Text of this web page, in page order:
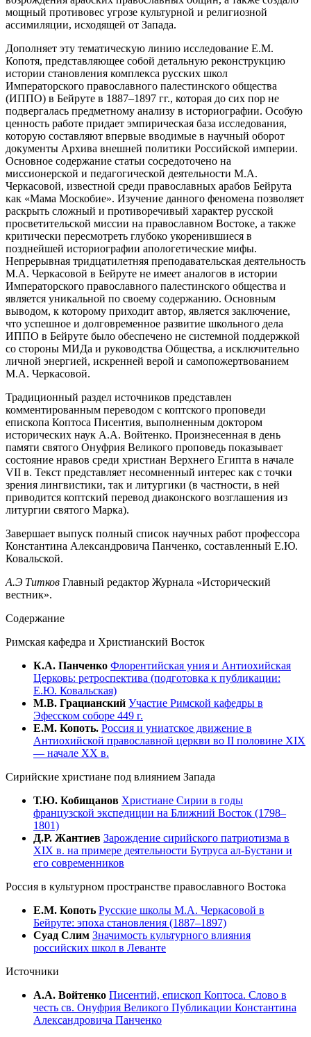
мощный противовес угрозе культурной и религиозной
ассимиляции, исходящей от Запада.
Дополняет эту тематическую линию исследование Е.М.
Копотя, представляющее собой детальную реконструкцию
истории становления комплекса русских школ
Императорского православного палестинского общества
(ИППО) в Бейруте в 1887–1897 гг., которая до сих пор не
подвергалась предметному анализу в историографии. Особую
ценность работе придает эмпирическая база исследования,
которую составляют впервые вводимые в научный оборот
документы Архива внешней политики Российской империи.
Основное содержание статьи сосредоточено на
миссионерской и педагогической деятельности М.А.
Черкасовой, известной среди православных арабов Бейрута
как «Мама Москобие». Изучение данного феномена позволяет
раскрыть сложный и противоречивый характер русской
просветительской миссии на православном Востоке, а также
критически пересмотреть глубоко укоренившиеся в
позднейшей историографии апологетические мифы.
Непрерывная тридцатилетняя преподавательская деятельность
М.А. Черкасовой в Бейруте не имеет аналогов в истории
Императорского православного палестинского общества и
является уникальной по своему содержанию. Основным
выводом, к которому приходит автор, является заключение,
что успешное и долговременное развитие школьного дела
ИППО в Бейруте было обеспечено не системной поддержкой
со стороны МИДа и руководства Общества, а исключительно
личной энергией, искренней верой и самопожертвованием
М.А. Черкасовой.
Традиционный раздел источников представлен
комментированным переводом с коптского проповеди
епископа Коптоса Писентия, выполненным доктором
исторических наук А.А. Войтенко. Произнесенная в день
памяти святого Онуфрия Великого проповедь показывает
состояние нравов среди христиан Верхнего Египта в начале
VII в. Текст представляет несомненный интерес как с точки
зрения лингвистики, так и литургики (в частности, в ней
приводится коптский перевод диаконского возглашения из
литургии святого Марка).
Завершает выпуск полный список научных работ профессора
Константина Александровича Панченко, составленный Е.Ю.
Ковальской.
А.Э Титков Главный редактор Журнала «Исторический
вестник».
Содержание
Римская кафедра и Христианский Восток
К.А. Панченко Флорентийская уния и Антиохийская
Церковь: ретроспектива (подготовка к публикации:
Е.Ю. Ковальская)
М.В. Грацианский Участие Римской кафедры в
Эфесском соборе 449 г.
Е.М. Копоть. Россия и униатское движение в
Антиохийской православной церкви во II половине XIX
— начале XX в.
Сирийские христиане под влиянием Запада
Т.Ю. Кобищанов Христиане Сирии в годы
французской экспедиции на Ближний Восток (1798–
1801)
Д.Р. Жантиев Зарождение сирийского патриотизма в
XIX в. на примере деятельности Бутруса ал-Бустани и
его современников
Россия в культурном пространстве православного Востока
Е.М. Копоть Русские школы М.А. Черкасовой в
Бейруте: эпоха становления (1887–1897)
Суад Слим Значимость культурного влияния
российских школ в Леванте
Источники
А.А. Войтенко Писентий, епископ Коптоса. Слово в
честь св. Онуфрия Великого Публикации Константина
Александровича Панченко